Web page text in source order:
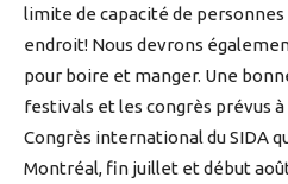
limite de capacité de
endroit! Nous devrons
pour boire et manger. Une
festivals et les congrès prévus
Congrès international du SIDA
Montréal, fin juillet et début